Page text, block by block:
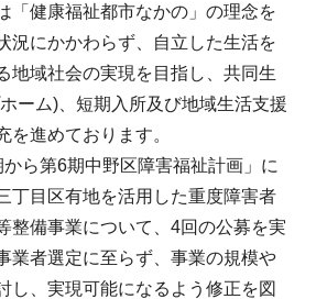
「健康福祉都市なかの」の理念を
況にかかわらず、自立した生活を
地域社会の実現を目指し、共同生
ーム)、短期入所及び地域生活支援
を進めております。
ら第6期中野区障害福祉計画」に
丁目区有地を活用した重度障害者
整備事業について、4回の公募を実
業者選定に至らず、事業の規模や
し、実現可能になるよう修正を図